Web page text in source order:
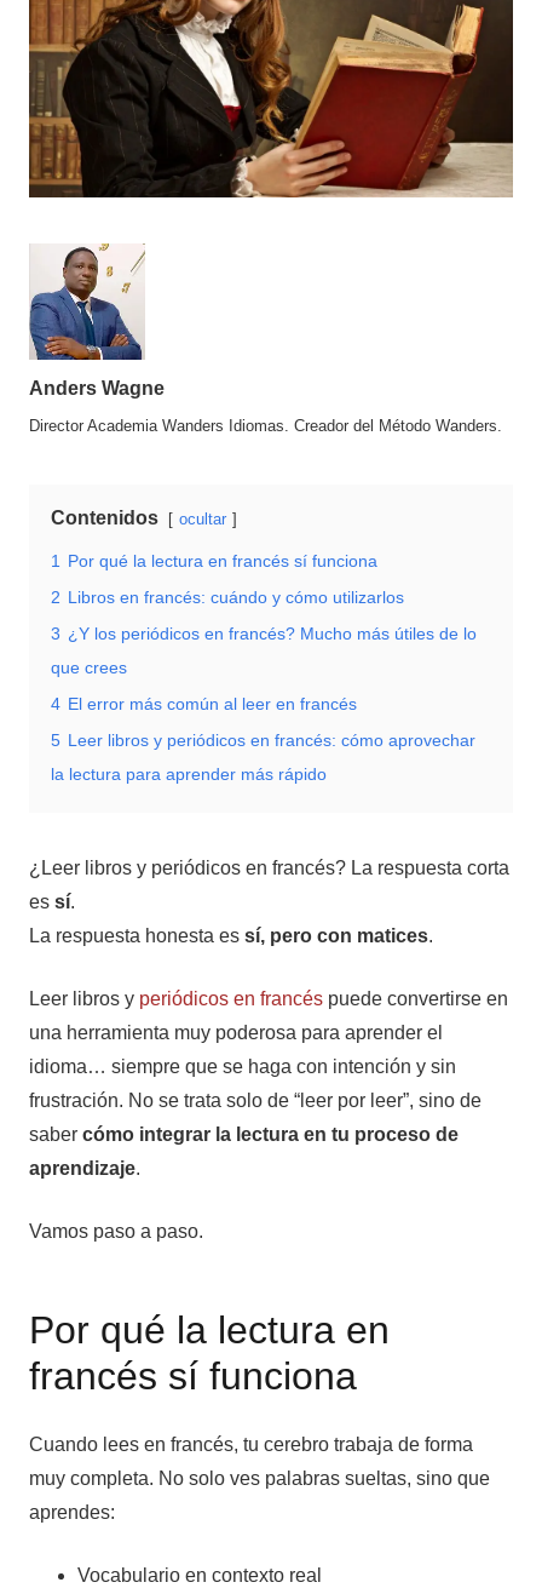
Anders Wagne
Director Academia Wanders Idiomas. Creador del Método Wanders.
Contenidos ocultar
1
Por qué la lectura en francés sí funciona
2 Libros en francés: cuándo y cómo utilizarlos
3 ¿Y los periódicos en francés? Mucho más útiles de lo
que crees
4 El error más común al leer en francés
5 Leer libros y periódicos en francés: cómo aprovechar
la lectura para aprender más rápido
¿Leer libros y periódicos en francés? La respuesta corta
es sí.
La respuesta honesta es sí, pero con matices.
Leer libros y periódicos en francés puede convertirse en
una herramienta muy poderosa para aprender el
idioma… siempre que se haga con intención y sin
frustración. No se trata solo de “leer por leer”, sino de
saber cómo integrar la lectura en tu proceso de
aprendizaje.
Vamos paso a paso.
Por qué la lectura en
francés sí funciona
Cuando lees en francés, tu cerebro trabaja de forma
muy completa. No solo ves palabras sueltas, sino que
aprendes:
Vocabulario en contexto real